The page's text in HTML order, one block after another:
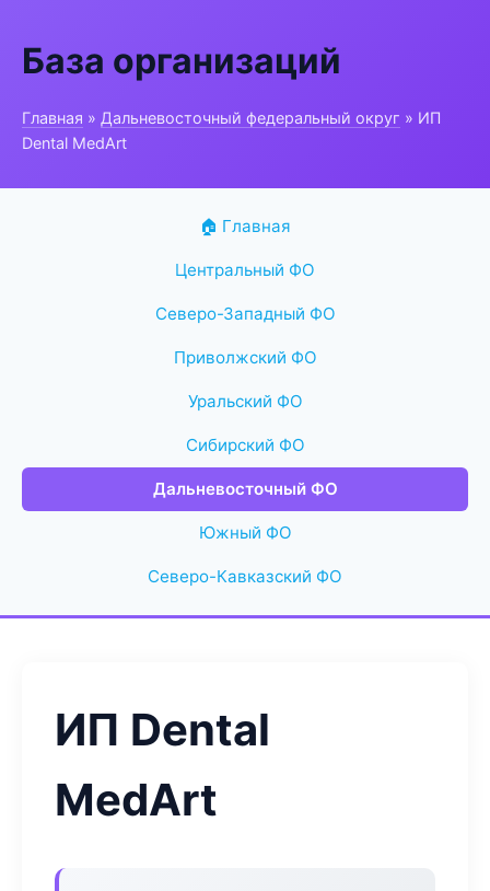
База организаций
Главная » Дальневосточный федеральный округ » ИП
Dental MedArt
🏠 Главная
Центральный ФО
Северо-Западный ФО
Приволжский ФО
Уральский ФО
Сибирский ФО
Дальневосточный ФО
Южный ФО
Северо-Кавказский ФО
ИП Dental
MedArt